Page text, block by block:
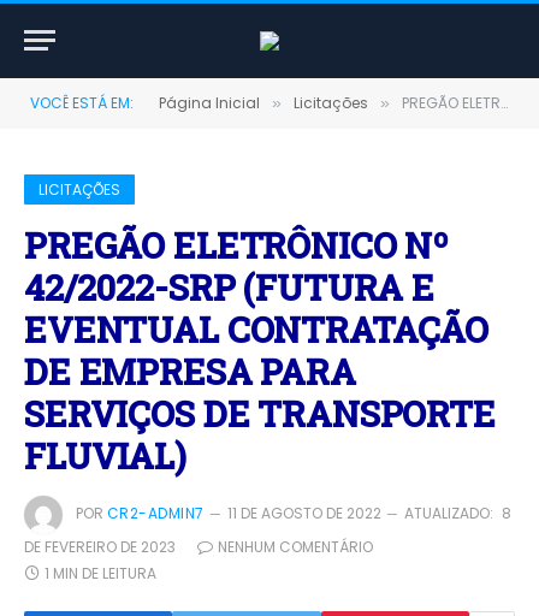
VOCÊ ESTÁ EM: Página Inicial » Licitações » PREGÃO ELETRÔNICO Nº 42/2022-SRP (FUTURA E EVENTUAL CONTRATAÇÃO DE EMPRESA PARA SERVIÇOS DE TRANSPORTE FLUVIAL)
LICITAÇÕES
PREGÃO ELETRÔNICO Nº
42/2022-SRP (FUTURA E
EVENTUAL CONTRATAÇÃO
DE EMPRESA PARA
SERVIÇOS DE TRANSPORTE
FLUVIAL)
POR CR2-ADMIN7 11 DE AGOSTO DE 2022 ATUALIZADO: 8
DE FEVEREIRO DE 2023
NENHUM COMENTÁRIO
1 MIN DE LEITURA